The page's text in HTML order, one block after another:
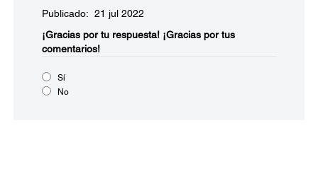
Publicado: 21 jul 2022
¡Gracias por tu respuesta! ¡Gracias por tus
comentarios!
Sí
No